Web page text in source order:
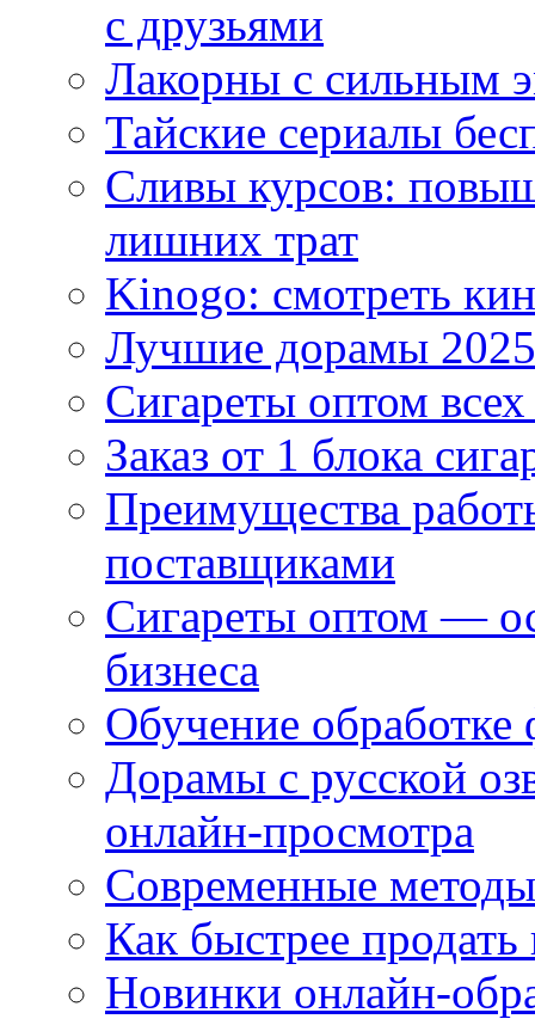
с друзьями
Лакорны с сильным
Тайские сериалы
Сливы курсов:
лишних трат
Kinogo: смотреть
Лучшие дорамы
Сигареты оптом
Заказ от 1 блока
Преимущества
поставщиками
Сигареты оптом —
бизнеса
Обучение
Дорамы с русской
онлайн-просмотра
Современные
Как быстрее
Новинки онлайн-